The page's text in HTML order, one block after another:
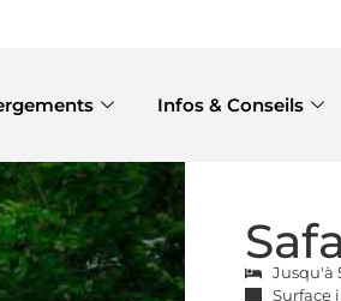
Infos & Conseils
Jusqu'à
Surface